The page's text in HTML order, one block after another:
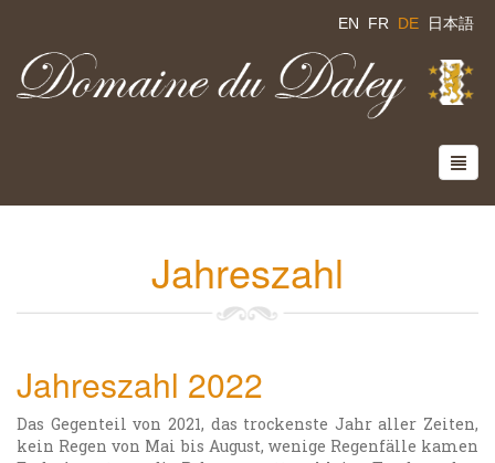
EN FR DE 日本語
Jahreszahl
Jahreszahl 2022
Das Gegenteil von 2021, das trockenste Jahr aller Zeiten,
kein Regen von Mai bis August, wenige Regenfälle kamen